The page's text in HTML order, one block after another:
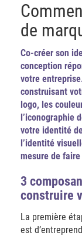
de
Co-créer son
conception
votre
construisant
logo, les
l’iconographie
votre identité
l’identité
mesure de
3
construire
La première
est